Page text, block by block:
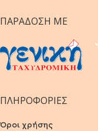
ΠΑΡΆΔΟΣΗ ΜΕ
ΠΛΗΡΟΦΟΡΙΕΣ
Όροι χρήσης